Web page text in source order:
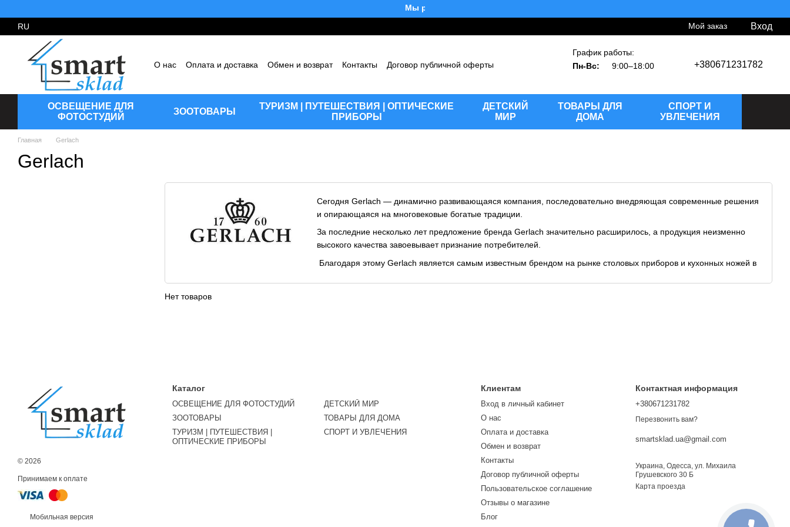
Мы работаем!
RU
Мой заказ Вход
О нас Оплата и доставка Обмен и возврат Контакты
Договор публичной оферты
График работы:
Пн-Вс:
9:00–18:00 +380671231782
ОСВЕЩЕНИЕ ДЛЯ
ФОТОСТУДИЙ
ЗООТОВАРЫ
ТУРИЗМ | ПУТЕШЕСТВИЯ | ОПТИЧЕСКИЕ
ПРИБОРЫ
ДЕТСКИЙ
МИР
ТОВАРЫ ДЛЯ
ДОМА
СПОРТ И
УВЛЕЧЕНИЯ
Главная Gerlach
Gerlach
Сегодня Gerlach — динамично развивающаяся компания, последовательно внедряющая современные решения
и опирающаяся на многовековые богатые традиции.
За последние несколько лет предложение бренда Gerlach значительно расширилось, а продукция неизменно
высокого качества завоевывает признание потребителей.
Благодаря этому Gerlach является самым известным брендом на рынке столовых приборов и кухонных ножей в
Нет товаров
© 2026
Принимаем к оплате
Мобильная версия
Каталог
ОСВЕЩЕНИЕ ДЛЯ ФОТОСТУДИЙ
ЗООТОВАРЫ
ТУРИЗМ | ПУТЕШЕСТВИЯ |
ОПТИЧЕСКИЕ ПРИБОРЫ
ДЕТСКИЙ МИР
ТОВАРЫ ДЛЯ ДОМА
СПОРТ И УВЛЕЧЕНИЯ
Клиентам
Вход в личный кабинет
О нас
Оплата и доставка
Обмен и возврат
Контакты
Договор публичной оферты
Пользовательское соглашение
Отзывы о магазине
Блог
Контактная информация
+380671231782
Перезвонить вам?
smartsklad.ua@gmail.com
Украина, Одесса, ул. Михаила
Грушевского 30 Б
Карта проезда